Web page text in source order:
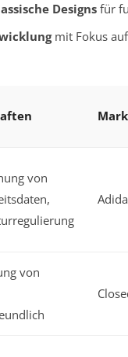
Designsfür
mit Fokus
von
von